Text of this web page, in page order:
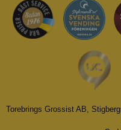
Torebrings Grossist AB,